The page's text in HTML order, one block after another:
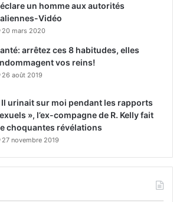
un homme aux autorités
Vidéo
20 mars 2020
arrêtez ces 8 habitudes, elles
vos reins!
26 août 2019
Il urinait sur moi pendant les rapports
», l’ex-compagne de R. Kelly fait
choquantes révélations
27 novembre 2019